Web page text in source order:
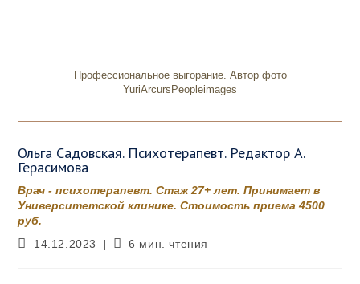
Профессиональное выгорание. Автор фото
YuriArcursPeopleimages
Ольга Садовская. Психотерапевт. Редактор А.
Герасимова
Врач - психотерапевт. Стаж 27+ лет. Принимает в
Университетской клинике. Стоимость приема 4500
руб.
Запись
14.12.2023
Время
6 мин. чтения